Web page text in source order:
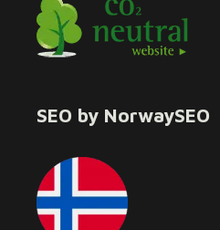
SEO by NorwaySEO